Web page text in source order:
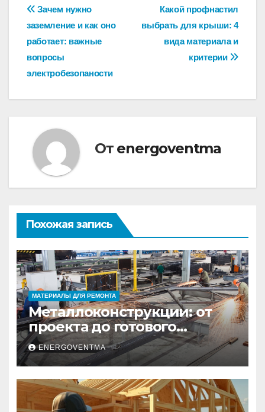
Навигация
по
записям
Какой профнастил
выбрать для крыши: 4
вида материала и
критерии
Зачем нужно
заземление и как оно
работает: важные
вопросы
электробезопаности
От energoventma
Похожая запись
МАТЕРИАЛЫ ДЛЯ РЕМОНТА
Металлоконструкции: от
проекта до готового
изделия – полный
практический гид
ENERGOVENTMA